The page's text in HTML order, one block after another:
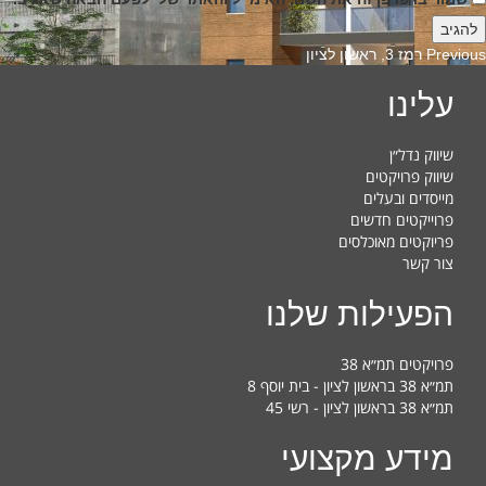
Previous
Previous
רמז 3, ראשון לציון
עלינו
שיווק נדל״ן
שיווק פרויקטים
מייסדים ובעלים
פרוייקטים חדשים
פריוקטים מאוכלסים
צור קשר
הפעילות שלנו
פרויקטים תמ״א 38
תמ״א 38 בראשון לציון - בית יוסף 8
תמ״א 38 בראשון לציון - רשי 45
מידע מקצועי